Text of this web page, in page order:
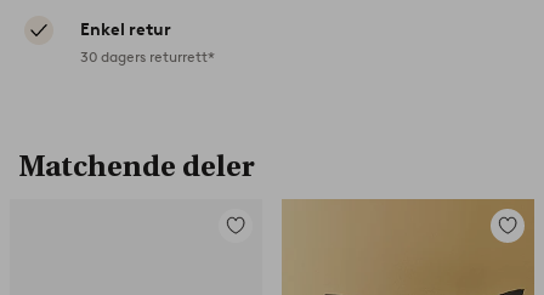
Enkel retur
30 dagers returrett*
Matchende deler
Legg
Legg